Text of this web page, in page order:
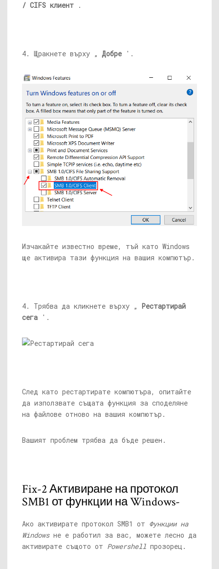
/ CIFS клиент .
4. Щракнете върху „ Добре '.
Изчакайте известно време, тъй като Windows
ще активира тази функция на вашия компютър.
4. Трябва да кликнете върху „
Рестартирай
сега '.
След като рестартирате компютъра, опитайте
да използвате същата функция за споделяне
на файлове отново на вашия компютър.
Вашият проблем трябва да бъде решен.
Fix-2 Активиране на протокол
SMB1 от функции на Windows-
Ако активирате протокол SMB1 от Функции на
Windowsне е работил за вас, можете лесно да
активирате същото от Powershell прозорец.